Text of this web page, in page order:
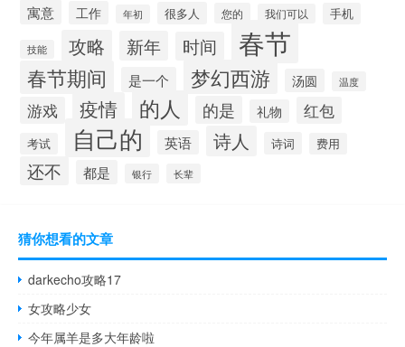
寓意 工作 年初 很多人 您的 我们可以 手机
技能 攻略 新年 时间 春节
春节期间 是一个 梦幻西游 汤圆 温度
游戏 疫情 的人 的是 礼物 红包
考试 自己的 英语 诗人 诗词 费用
还不 都是 银行 长辈
猜你想看的文章
darkecho攻略17
女攻略少女
今年属羊是多大年龄啦